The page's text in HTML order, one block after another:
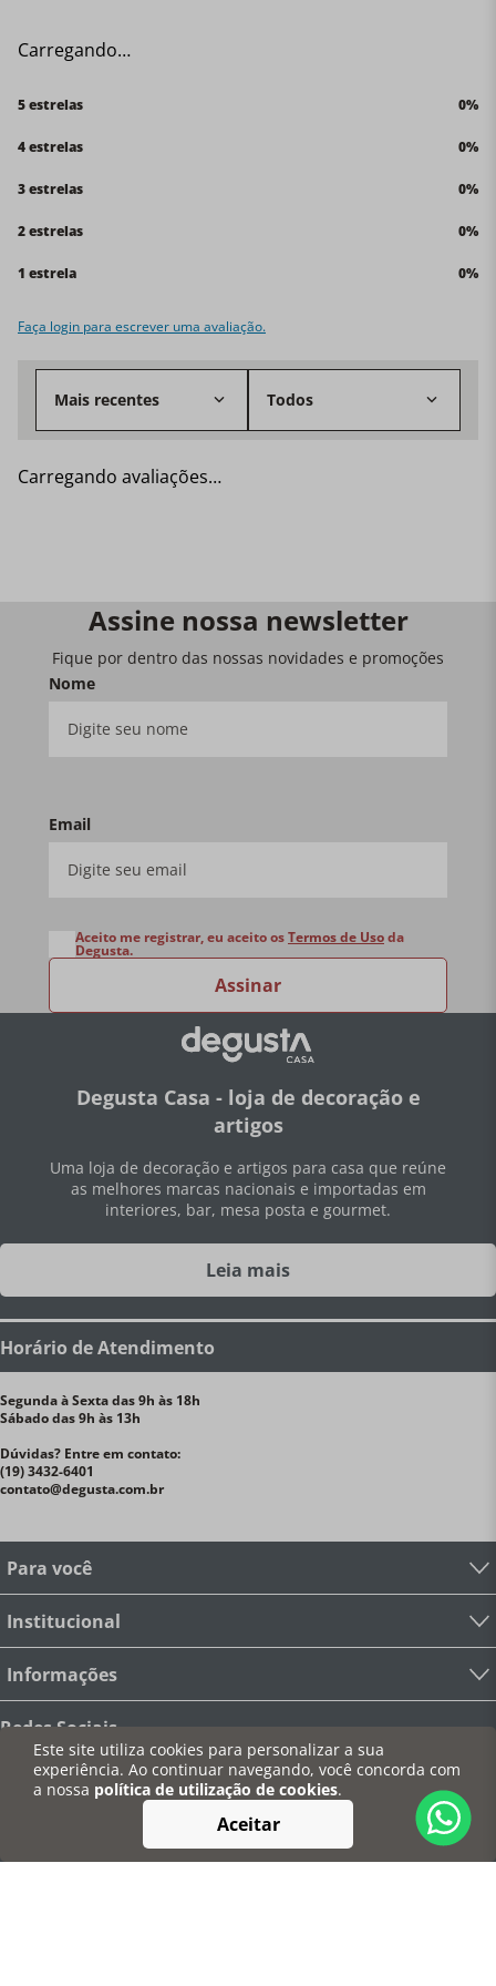
Este site utiliza cookies para personalizar a sua
experiência. Ao continuar navegando, você concorda com
a nossa política de utilização de cookies.
Aceitar
produto com fabricação artesanal e exclusiva, não são
cor, forma ou textura que não devem ser
compreendidos como desvio de qualidade. Tamanho:
Microondas e Grelha. Quantidade: 1 travessa.
Carregando…
5 estrelas 0%
4 estrelas 0%
3 estrelas 0%
2 estrelas 0%
1 estrela 0%
Faça login para escrever uma avaliação.
Mais recentes Todos
Carregando avaliações…
Assine nossa newsletter
Fique por dentro das nossas novidades e promoções
Nome
Email
Assinar
Aceito me registrar, eu aceito osTermos de Usoda
Degusta.
Degusta Casa - loja de decoração e
artigos
Uma loja de decoração e artigos para casa que reúne
as melhores marcas nacionais e importadas em
interiores, bar, mesa posta e gourmet.
Leia mais
Horário de Atendimento
Segunda à Sexta das 9h às 18h
Sábado das 9h às 13h
Dúvidas? Entre em contato:
(19) 3432-6401
contato@degusta.com.br
Para você
Institucional
Informações
Redes Sociais